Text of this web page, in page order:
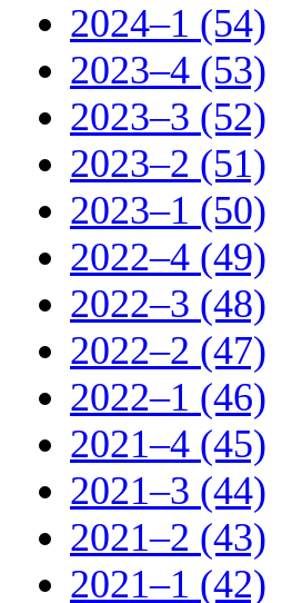
2024–1 (54)
2023–4 (53)
2023–3 (52)
2023–2 (51)
2023–1 (50)
2022–4 (49)
2022–3 (48)
2022–2 (47)
2022–1 (46)
2021–4 (45)
2021–3 (44)
2021–2 (43)
2021–1 (42)